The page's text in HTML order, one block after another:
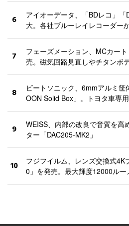
6
アイオーデータ、「BDレコ」
大。各社ブルーレイレコーダー
7
フェーズメーション、MCカー
売。磁気回路見直しやチタンボ
8
ビートソニック、6mmアルミ
OON Solid Box」。トヨタ車専
9
WEISS、内部の改良で音質を高
ター「DAC205-MK2」
10
フジフイルム、レンズ交換式4K
0」を発売。最大輝度12000ルー